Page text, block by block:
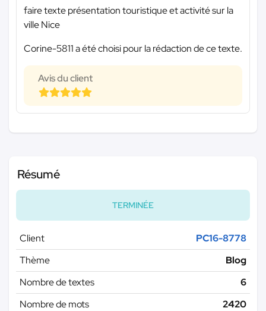
faire texte présentation touristique et activité sur la
ville Nice
Corine-5811 a été choisi pour la rédaction de ce texte.
Avis du client
Résumé
TERMINÉE
Client
PC16-8778
Thème
Blog
Nombre de textes
6
Nombre de mots
2420